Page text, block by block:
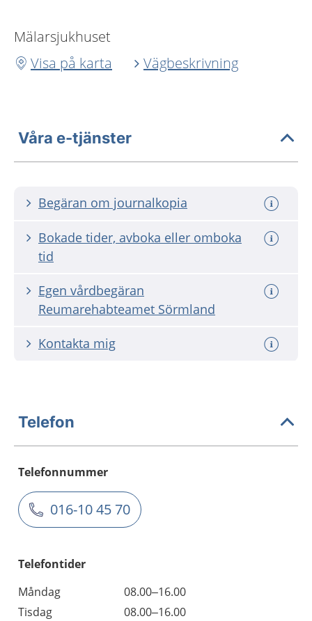
Mälarsjukhuset
Visa på karta
Vägbeskrivning
Våra e-tjänster
Begäran om journalkopia
Bokade tider, avboka eller omboka
tid
Egen vårdbegäran
Reumarehabteamet Sörmland
Kontakta mig
Telefon
Telefonnummer
016-10 45 70
Telefontider
Måndag
08.00–16.00
Tisdag
08.00–16.00